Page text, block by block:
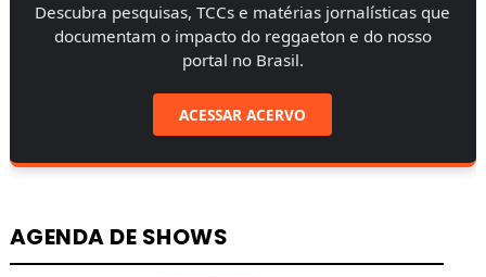
Descubra pesquisas, TCCs e matérias jornalísticas que
documentam o impacto do reggaeton e do nosso
portal no Brasil.
ACESSAR ACERVO
AGENDA DE SHOWS